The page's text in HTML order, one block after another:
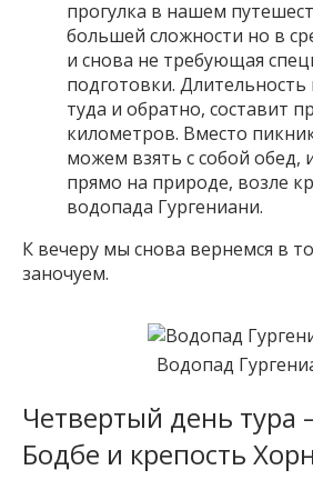
прогулка в нашем
большей сложности но в
и снова не требующая
подготовки.
туда и обратно, составит
километров. Вместо
можем взять с собой обед,
прямо на природе, возле
водопада Гургениани.
К вечеру мы снова вернемся в
заночуем.
Водопад
Четвертый день тура
Бодбе и крепость